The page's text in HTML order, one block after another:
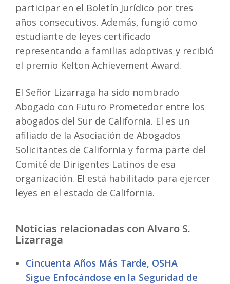
participar en el Boletín Jurídico por tres
años consecutivos. Además, fungió como
estudiante de leyes certificado
representando a familias adoptivas y recibió
el premio Kelton Achievement Award.
El Señor Lizarraga ha sido nombrado
Abogado con Futuro Prometedor entre los
abogados del Sur de California. El es un
afiliado de la Asociación de Abogados
Solicitantes de California y forma parte del
Comité de Dirigentes Latinos de esa
organización. El está habilitado para ejercer
leyes en el estado de California.
Noticias relacionadas con Alvaro S.
Lizarraga
Cincuenta Años Más Tarde, OSHA
Sigue Enfocándose en la Seguridad de